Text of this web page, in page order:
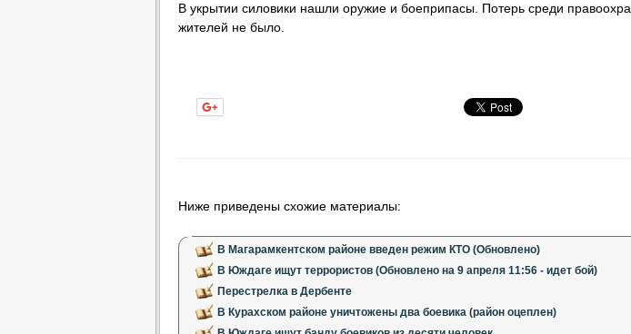
В укрытии силовики нашли оружие и боеприпасы. Потерь среди
жителей не было.
Ниже приведены схожие материалы:
В Магарамкентском районе введен режим КТО (Обновлено)
В Юждаге ищут террористов (Обновлено на 9 апреля 11:56 - идет бой)
Перестрелка в Дербенте
В Курахском районе уничтожены два боевика (район оцеплен)